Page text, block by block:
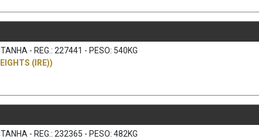
- REG.: 227441 - PESO: 540KG
(IRE))
- REG.: 232365 - PESO: 482KG